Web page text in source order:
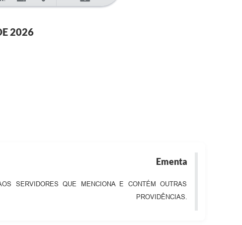
2026
Ementa
SERVIDORES QUE MENCIONA E CONTÉM OUTRAS
PROVIDÊNCIAS.